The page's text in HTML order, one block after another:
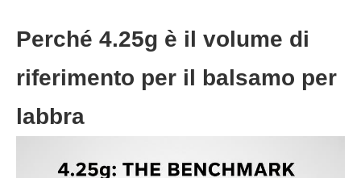
Perché 4.25g è il volume di
riferimento per il balsamo per
labbra